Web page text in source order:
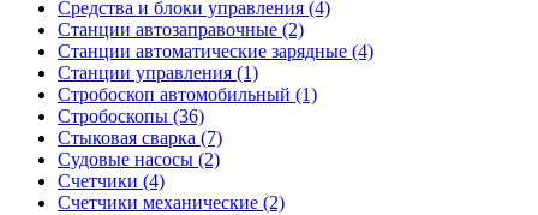
Средства и блоки управления (4)
Станции автозаправочные (2)
Станции автоматические зарядные (4)
Станции управления (1)
Стробоскоп автомобильный (1)
Стробоскопы (36)
Стыковая сварка (7)
Судовые насосы (2)
Счетчики (4)
Счетчики механические (2)